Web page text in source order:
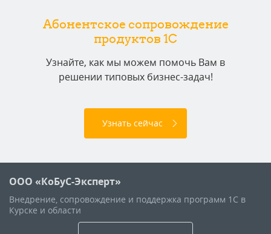
Абонентское сопровождение
продуктов 1C
Узнайте, как мы можем помочь Вам в
решении типовых бизнес-задач!
Узнать сейчас
ООО «КоБуС-Эксперт»
Внедрение, сопровождение и поддержка программ 1С в
Курске и области